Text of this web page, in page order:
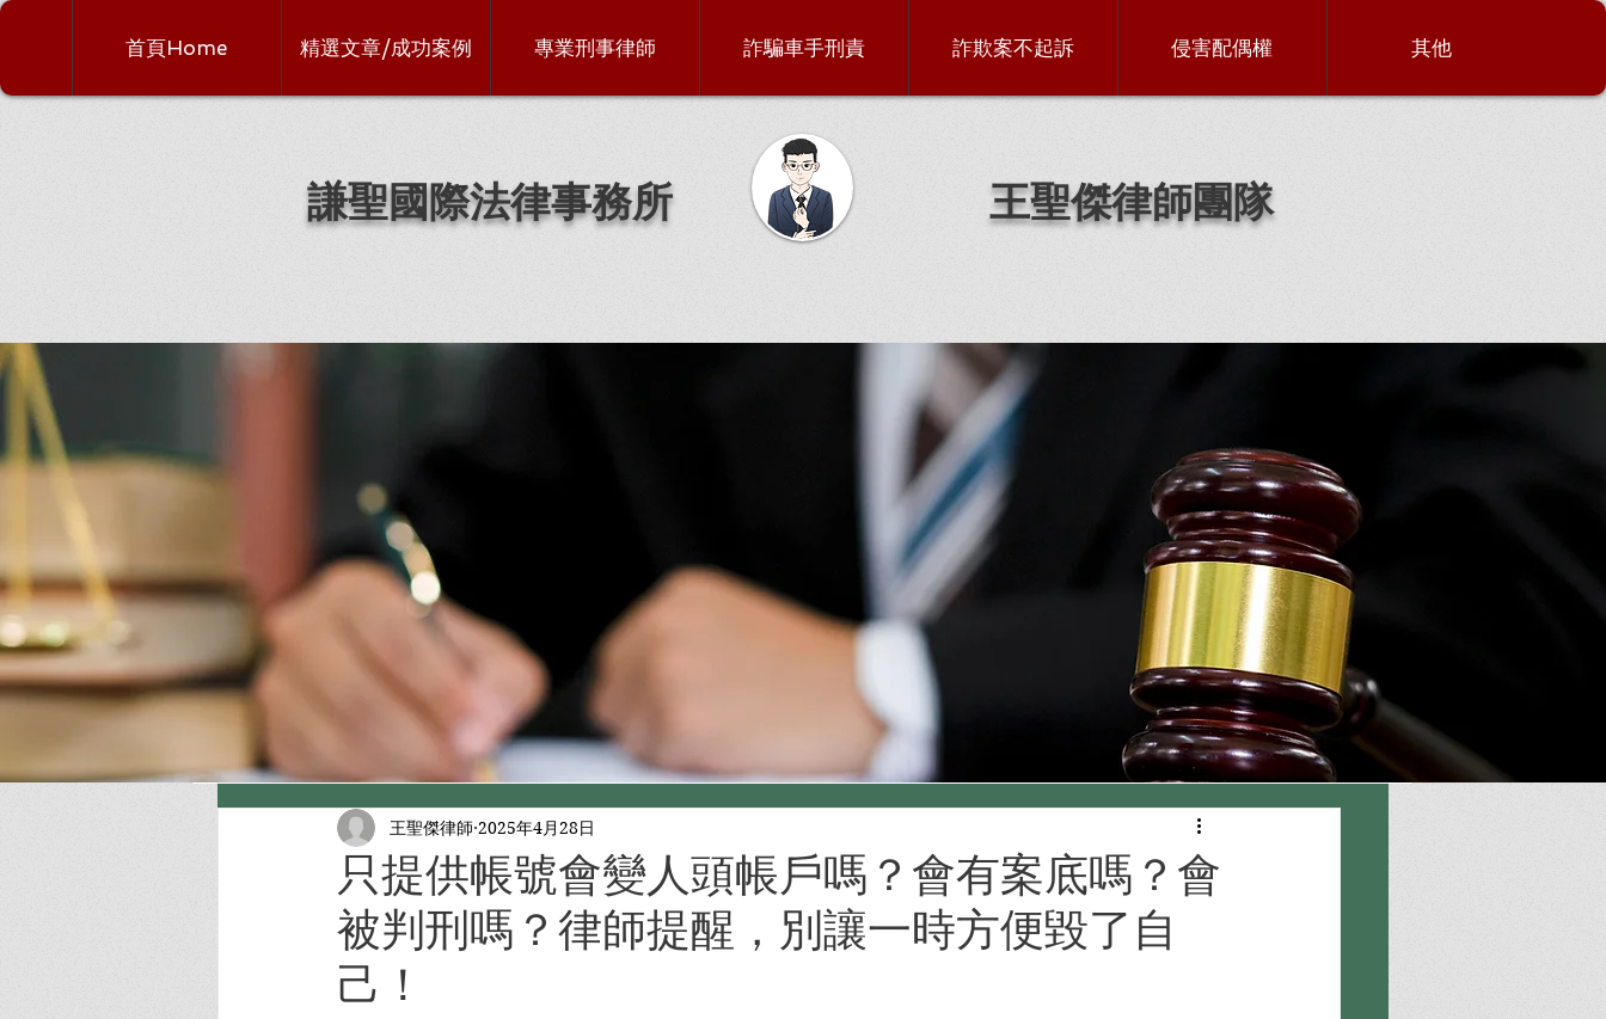
首頁Home 精選文章/成功案例 專業刑事律師 詐騙車手刑責 詐欺案不起訴 侵害配偶權 其他
謙聖國際法律事務所 王聖傑律師團隊
只提供帳號會變人頭帳戶嗎？會有案底嗎？會
被判刑嗎？律師提醒，別讓一時方便毀了自
己！
王聖傑律師 2025年4月28日